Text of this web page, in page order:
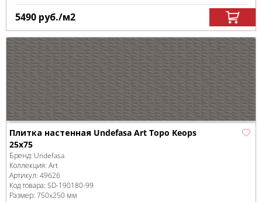
5490 руб./м2
Плитка настенная Undefasa Art Topo Keops
25x75
Бренд: Undefasa
Коллекция: Art
Артикул: 49626
Код товара: SD-190180-99
Размер: 750x250 мм